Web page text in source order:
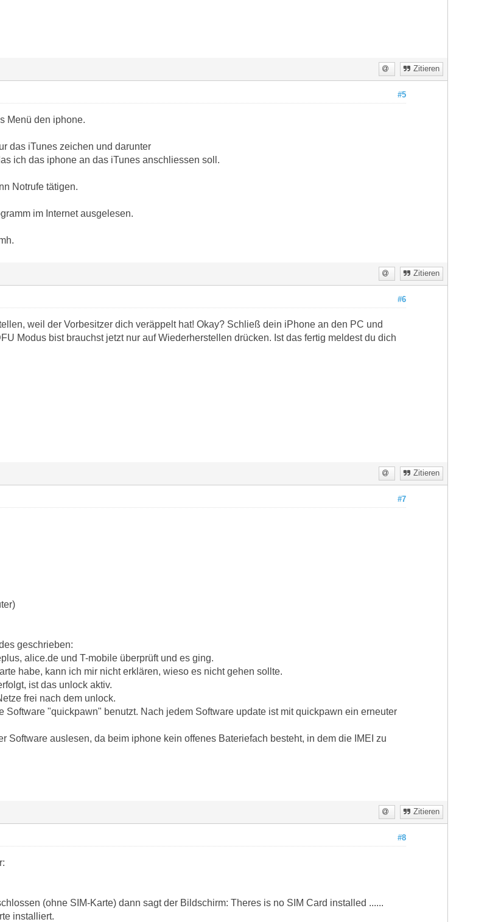
Zitieren
#5
Menü den iphone.
das iTunes zeichen und darunter
ich das iphone an das iTunes anschliessen soll.
Notrufe tätigen.
im Internet ausgelesen.
Zitieren
#6
weil der Vorbesitzer dich veräppelt hat! Okay? Schließ dein iPhone an den PC und
Modus bist brauchst jetzt nur auf Wiederherstellen drücken. Ist das fertig meldest du dich
Zitieren
#7
geschrieben:
alice.de und T-mobile überprüft und es ging.
habe, kann ich mir nicht erklären, wieso es nicht gehen sollte.
ist das unlock aktiv.
frei nach dem unlock.
Software "quickpawn" benutzt. Nach jedem Software update ist mit quickpawn ein erneuter
Software auslesen, da beim iphone kein offenes Bateriefach besteht, in dem die IMEI zu
Zitieren
#8
(ohne SIM-Karte) dann sagt der Bildschirm: Theres is no SIM Card installed ......
installiert.